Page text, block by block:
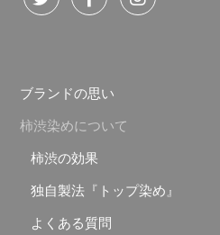
ブランドの思い
柿渋染めについて
柿渋の効果
独自製法『トップ染め』
よくある質問